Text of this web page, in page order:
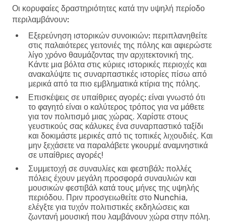
Οι κορυφαίες δραστηριότητες κατά την υψηλή περίοδο
περιλαμβάνουν:
Εξερεύνηση ιστορικών συνοικιών: περιπλανηθείτε
στις παλαιότερες γειτονιές της πόλης και αφιερώστε
λίγο χρόνο θαυμάζοντας την αρχιτεκτονική της.
Κάντε μια βόλτα στις κύριες ιστορικές περιοχές και
ανακαλύψτε τις συναρπαστικές ιστορίες πίσω από
μερικά από τα πιο εμβληματικά κτίρια της πόλης.
Επισκέψεις σε υπαίθριες αγορές: είναι γνωστό ότι
το φαγητό είναι ο καλύτερος τρόπος για να μάθετε
για τον πολιτισμό μιας χώρας. Χαρίστε στους
γευστικούς σας κάλυκες ένα συναρπαστικό ταξίδι
και δοκιμάστε μερικές από τις τοπικές λιχουδιές. Και
μην ξεχάσετε να παραλάβετε γκουρμέ αναμνηστικά
σε υπαίθριες αγορές!
Συμμετοχή σε συναυλίες και φεστιβάλ: πολλές
πόλεις έχουν μεγάλη προσφορά συναυλιών και
μουσικών φεστιβάλ κατά τους μήνες της υψηλής
περιόδου. Πριν προσγειωθείτε στο Nunchia,
ελέγξτε για τυχόν πολιτιστικές εκδηλώσεις και
ζωντανή μουσική που λαμβάνουν χώρα στην πόλη.